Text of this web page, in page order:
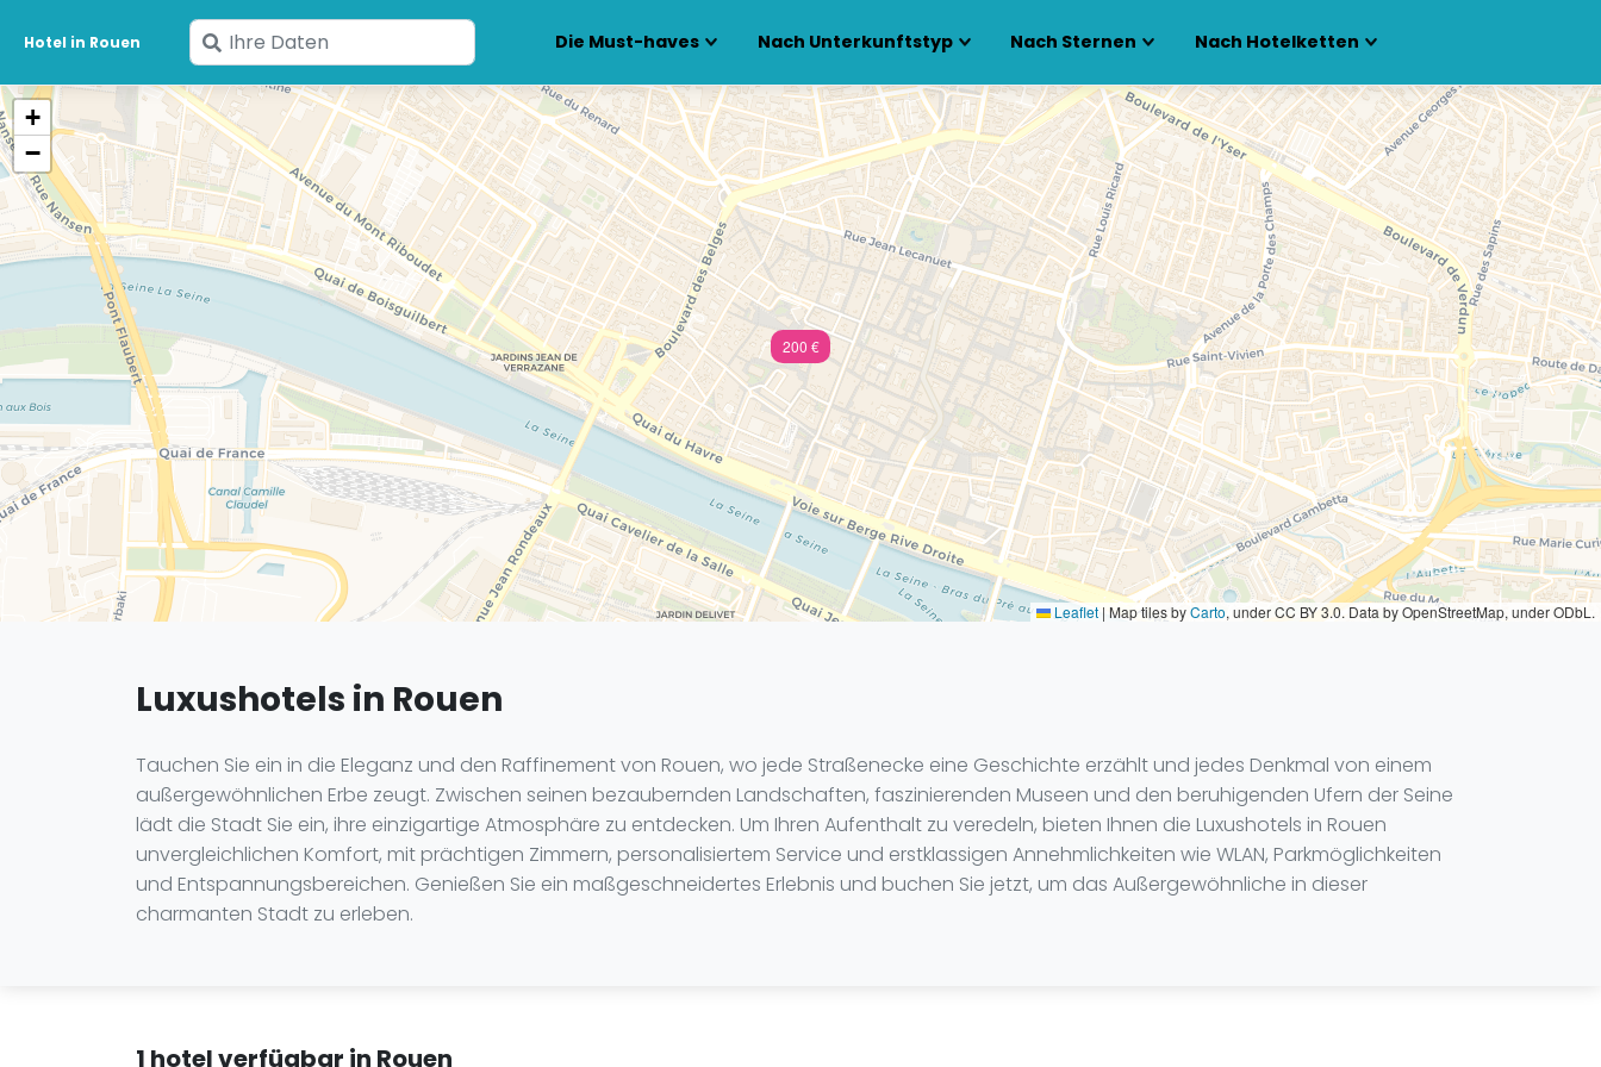
Hotel in Rouen
Geben
Sie
Ihre
Daten
ein
Die Must-haves Nach Unterkunftstyp Nach Sternen Nach Hotelketten
200 €
+
−
Leaflet | Map tiles byCarto, under CC BY 3.0. Data by OpenStreetMap, under ODbL.
Luxushotels in Rouen
Tauchen Sie ein in die Eleganz und den Raffinement von Rouen, wo jede Straßenecke eine Geschichte erzählt und jedes Denkmal von einem
außergewöhnlichen Erbe zeugt. Zwischen seinen bezaubernden Landschaften, faszinierenden Museen und den beruhigenden Ufern der Seine
lädt die Stadt Sie ein, ihre einzigartige Atmosphäre zu entdecken. Um Ihren Aufenthalt zu veredeln, bieten Ihnen die Luxushotels in Rouen
unvergleichlichen Komfort, mit prächtigen Zimmern, personalisiertem Service und erstklassigen Annehmlichkeiten wie WLAN, Parkmöglichkeiten
und Entspannungsbereichen. Genießen Sie ein maßgeschneidertes Erlebnis und buchen Sie jetzt, um das Außergewöhnliche in dieser
charmanten Stadt zu erleben.
1 hotel verfügbar in Rouen